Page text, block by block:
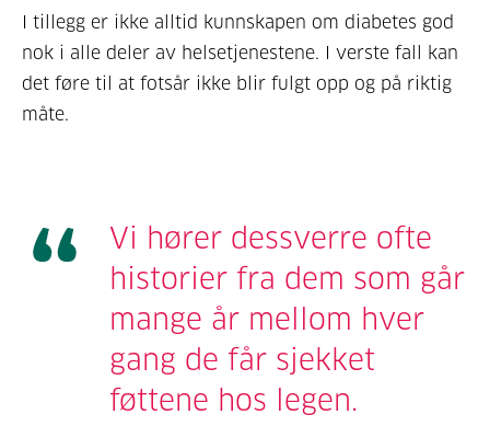
I tillegg er ikke alltid kunnskapen om diabetes god
nok i alle deler av helsetjenestene. I verste fall kan
det føre til at fotsår ikke blir fulgt opp og på riktig
måte.
Vi hører dessverre ofte
historier fra dem som går
mange år mellom hver
gang de får sjekket
føttene hos legen.